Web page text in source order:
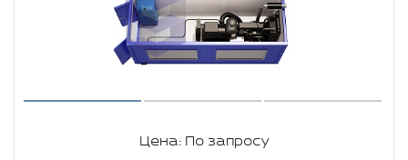
Цена: По запросу